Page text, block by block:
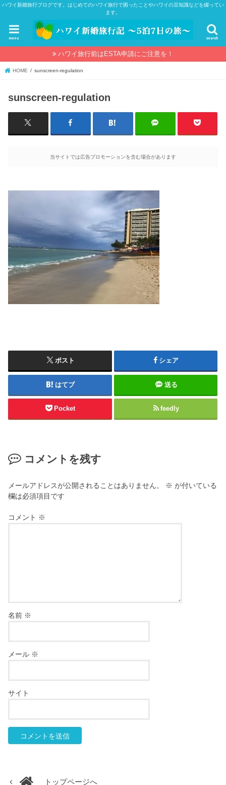
ハワイ新婚旅行ブログです。はじめてのハワイ旅行で困ったことやハワイの豆知識などを綴ってい
ます。
search
menu
ハワイ旅行前はESTA申請にご注意を！
HOME sunscreen-regulation
sunscreen-regulation
当サイトでは広告プロモーションを含む場合があります
ポスト シェア
はてブ 送る
Pocket feedly
コメントを残す
メールアドレスが公開されることはありません。 ※ が付いている
欄は必須項目です
コメント ※
名前 ※
メール ※
サイト
トップページへ